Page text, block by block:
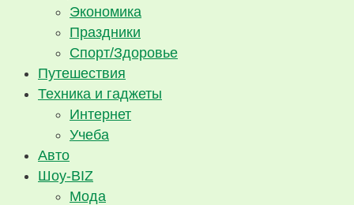
Экономика
Праздники
Спорт/Здоровье
Путешествия
Техника и гаджеты
Интернет
Учеба
Авто
Шоу-BIZ
Мода